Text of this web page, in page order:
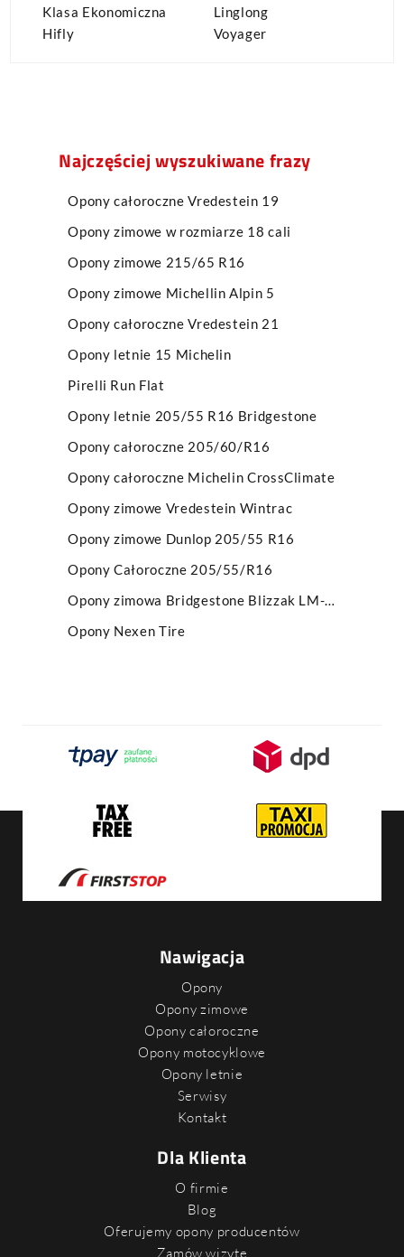
Klasa Ekonomiczna
Hifly
Linglong
Voyager
Najczęściej wyszukiwane frazy
Opony całoroczne Vredestein 19
Opony zimowe w rozmiarze 18 cali
Opony zimowe 215/65 R16
Opony zimowe Michellin Alpin 5
Opony całoroczne Vredestein 21
Opony letnie 15 Michelin
Pirelli Run Flat
Opony letnie 205/55 R16 Bridgestone
Opony całoroczne 205/60/R16
Opony całoroczne Michelin CrossClimate
Opony zimowe Vredestein Wintrac
Opony zimowe Dunlop 205/55 R16
Opony Całoroczne 205/55/R16
Opony zimowa Bridgestone Blizzak LM-005
Opony Nexen Tire
Nawigacja
Opony
Opony zimowe
Opony całoroczne
Opony motocyklowe
Opony letnie
Serwisy
Kontakt
Dla Klienta
O firmie
Blog
Oferujemy opony producentów
Zamów wizytę